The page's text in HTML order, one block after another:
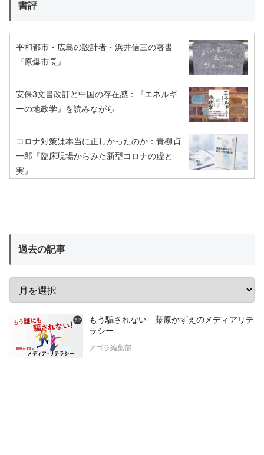
書評
平和都市・広島の設計者・浜井信三の著書
『原爆市長』
安保3文書改訂と中国の存在感：『エネルギ
ーの地政学』を読みながら
コロナ対策は本当に正しかったのか：青柳貞
一郎『臨床現場からみた新型コロナの虚と
実』
過去の記事
もう騙されない 藤原かずえのメディアリテ
ラシー
アゴラ編集部